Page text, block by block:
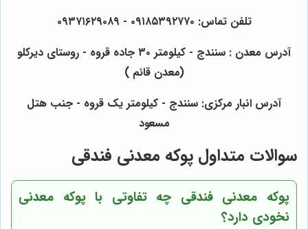
تلفن تماس: ۰۹۱۸۵۳۹۲۷۷۰ - ۰۹۳۷۱۶۲۹۰۸۹
آدرس معدن : سنندج - کیلومتر ۳۰ جاده قروه - روستای دیرکلو
(معدن قائم )
آدرس انبار مرکزی: سنندج - کیلومتر یک قروه - جنب هتل
مسعود
سوالات متداول پوکه معدنی فندقی
پوکه معدنی فندقی چه تفاوتی با پوکه معدنی
نخودی دارد؟